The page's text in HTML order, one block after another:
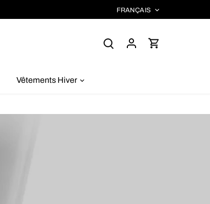
LANGUE
FRANÇAIS
Vêtements Hiver